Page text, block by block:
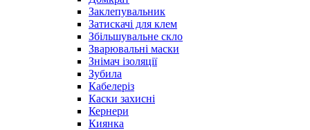
Заклепувальник
Затискачі для клем
Збільшувальне скло
Зварювальні маски
Знімач ізоляції
Зубила
Кабелеріз
Каски захисні
Кернери
Киянка